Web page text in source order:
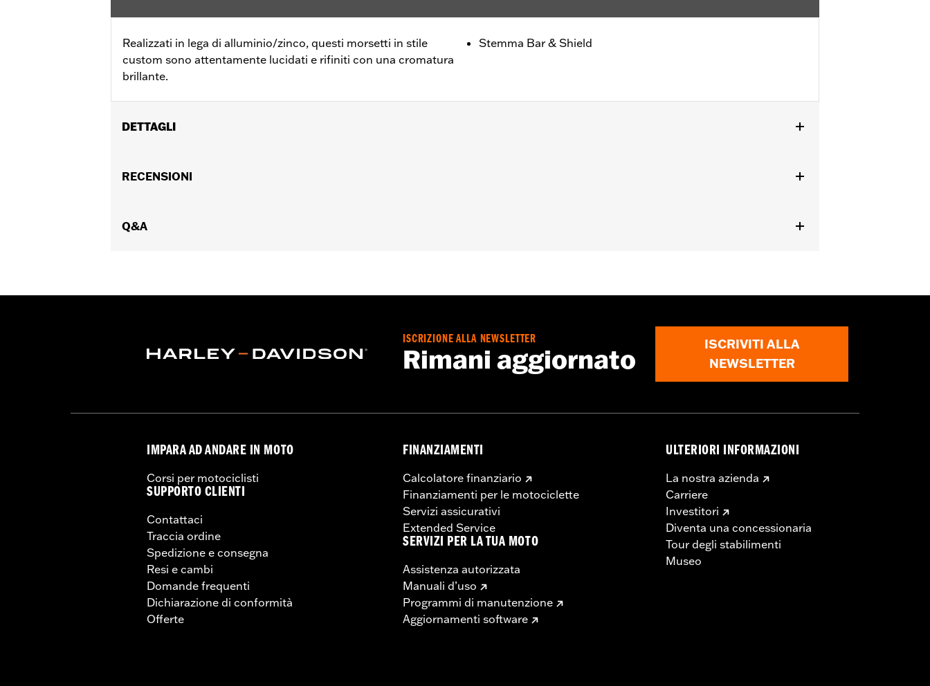
Realizzati in lega di alluminio/zinco, questi morsetti in stile
custom sono attentamente lucidati e rifiniti con una cromatura
brillante.
Stemma Bar & Shield
DETTAGLI
(eccetto XL883C e XL1200C dal '96 al '06 e FXR dal '99 al '06).
Materiale:
manubrio. Consulta le normative locali per assicurarti che la tua moto sia conforme alle leggi in vigore.
RECENSIONI
Q&A
ISCRIZIONE ALLA NEWSLETTER
Rimani aggiornato
ISCRIVITI ALLA
NEWSLETTER
IMPARA AD ANDARE IN MOTO
Corsi per motociclisti
SUPPORTO CLIENTI
Contattaci
Traccia ordine
Spedizione e consegna
Resi e cambi
Domande frequenti
Dichiarazione di conformità
Offerte
FINANZIAMENTI
Calcolatore finanziario
Finanziamenti per le motociclette
Servizi assicurativi
Extended Service
SERVIZI PER LA TUA MOTO
Assistenza autorizzata
Manuali d’uso
Programmi di manutenzione
Aggiornamenti software
ULTERIORI INFORMAZIONI
La nostra azienda
Carriere
Investitori
Diventa una concessionaria
Tour degli stabilimenti
Museo